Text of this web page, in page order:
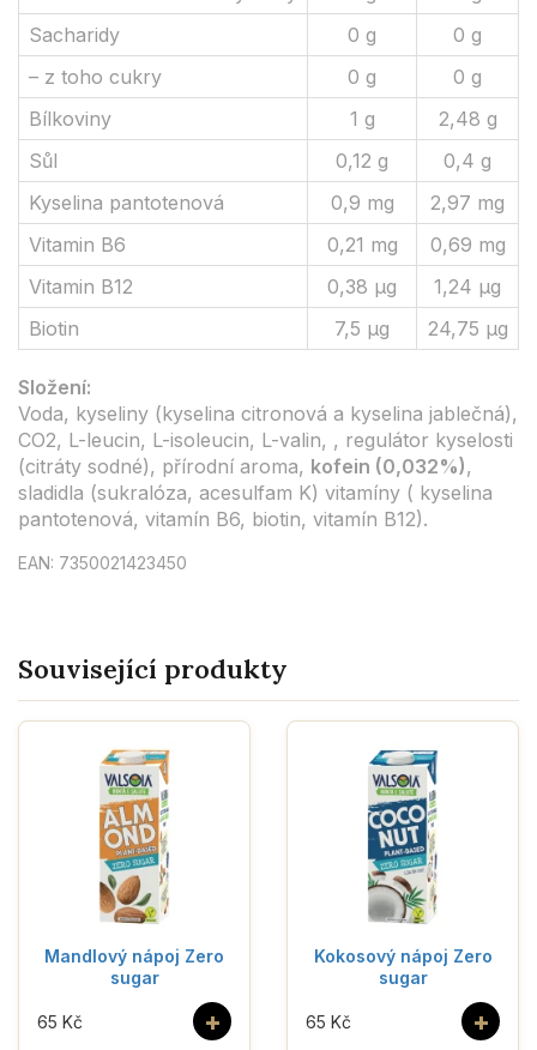
Sacharidy
0 g
0 g
– z toho cukry
0 g
0 g
Bílkoviny
1 g
2,48 g
Sůl
0,12 g
0,4 g
Kyselina pantotenová
0,9 mg
2,97 mg
Vitamin B6
0,21 mg
0,69 mg
Vitamin B12
0,38 µg
1,24 µg
Biotin
7,5 µg 24,75 µg
Složení:
Voda, kyseliny (kyselina citronová a kyselina jablečná),
CO2, L-leucin, L-isoleucin, L-valin, , regulátor kyselosti
(citráty sodné), přírodní aroma, kofein (0,032%),
sladidla (sukralóza, acesulfam K) vitamíny ( kyselina
pantotenová, vitamín B6, biotin, vitamín B12).
EAN: 7350021423450
Související produkty
Mandlový nápoj Zero
sugar
+
65 Kč
Kokosový nápoj Zero
sugar
+
65 Kč